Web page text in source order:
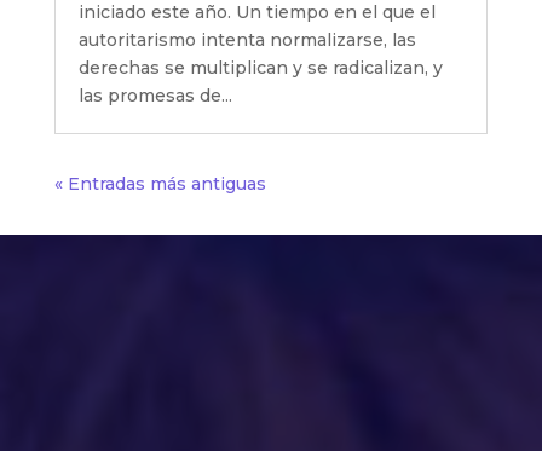
iniciado este año. Un tiempo en el que el
autoritarismo intenta normalizarse, las
derechas se multiplican y se radicalizan, y
las promesas de...
« Entradas más antiguas